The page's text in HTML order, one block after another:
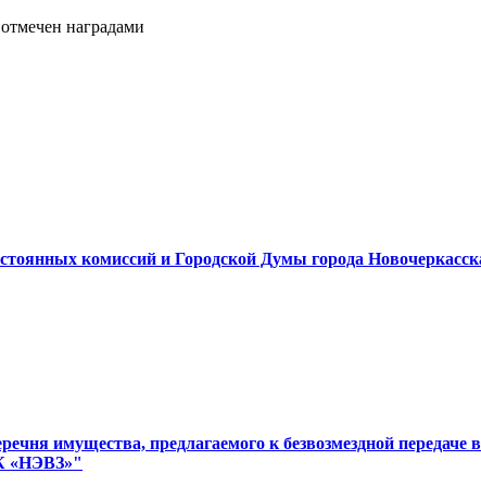
наградами
комиссий и Городской Думы города
имущества, предлагаемого к безвозмездной передаче
«НЭВЗ»"